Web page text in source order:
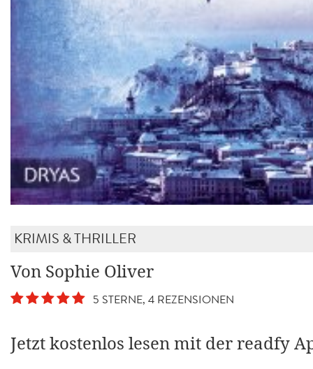
KRIMIS & THRILLER
Von Sophie Oliver
5 STERNE, 4 REZENSIONEN
Jetzt kostenlos lesen mit der readfy